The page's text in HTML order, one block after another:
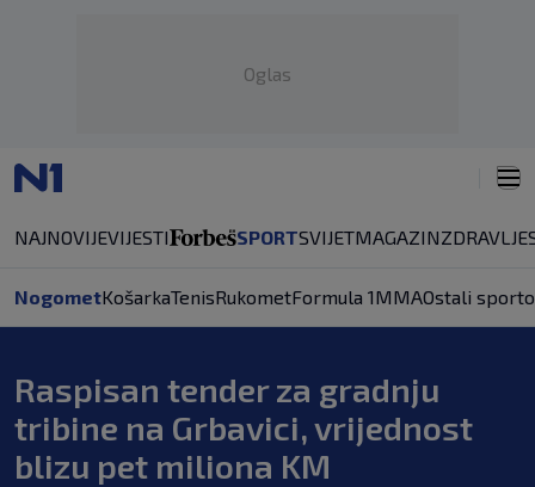
Oglas
NAJNOVIJEVIJESTI SPORTSVIJETMAGAZINZDRAVLJE
NogometKošarkaTenisRukometFormula 1MMAOstali
Raspisan tender za gradnju
tribine na Grbavici, vrijednost
blizu pet miliona KM